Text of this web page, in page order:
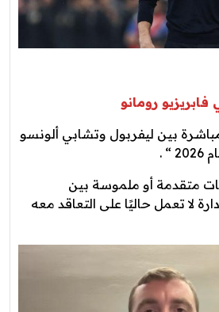
رومانو
بين ليفربول وتشابي ألونسو
.
متقدمة أو ملموسة بين
لا تعمل حاليًا على التعاقد معه